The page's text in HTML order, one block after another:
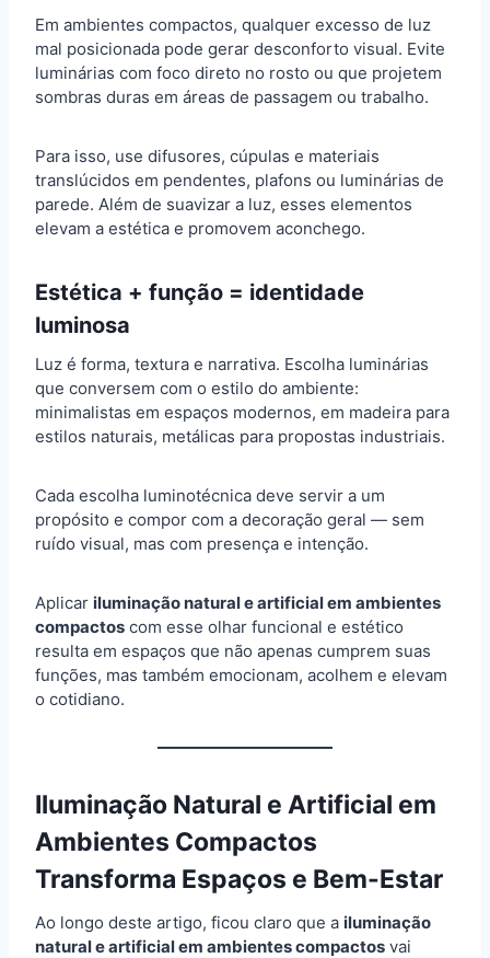
Em ambientes compactos, qualquer excesso de luz
mal posicionada pode gerar desconforto visual. Evite
luminárias com foco direto no rosto ou que projetem
sombras duras em áreas de passagem ou trabalho.
Para isso, use difusores, cúpulas e materiais
translúcidos em pendentes, plafons ou luminárias de
parede. Além de suavizar a luz, esses elementos
elevam a estética e promovem aconchego.
Estética + função = identidade
luminosa
Luz é forma, textura e narrativa. Escolha luminárias
que conversem com o estilo do ambiente:
minimalistas em espaços modernos, em madeira para
estilos naturais, metálicas para propostas industriais.
Cada escolha luminotécnica deve servir a um
propósito e compor com a decoração geral — sem
ruído visual, mas com presença e intenção.
Aplicar iluminação natural e artificial em ambientes
compactos com esse olhar funcional e estético
resulta em espaços que não apenas cumprem suas
funções, mas também emocionam, acolhem e elevam
o cotidiano.
Iluminação Natural e Artificial em
Ambientes Compactos
Transforma Espaços e Bem-Estar
Ao longo deste artigo, ficou claro que a iluminação
natural e artificial em ambientes compactos vai